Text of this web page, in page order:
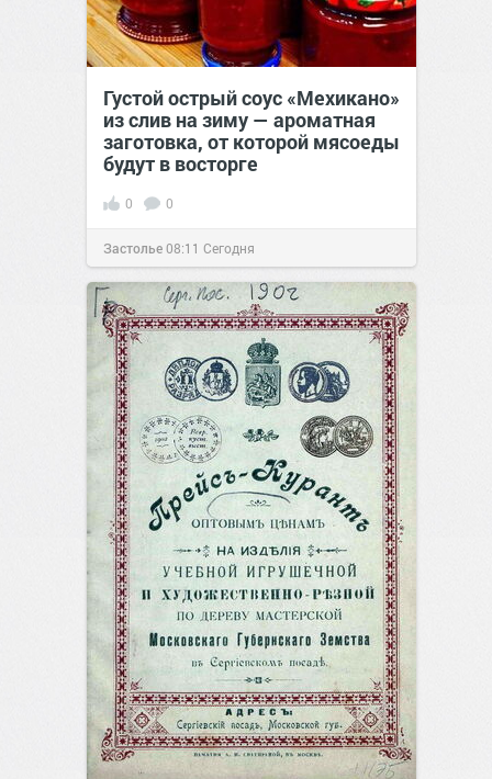
Густой острый соус «Мехикано»
из слив на зиму — ароматная
заготовка, от которой мясоеды
будут в восторге
0 0
Застолье08:11 Сегодня